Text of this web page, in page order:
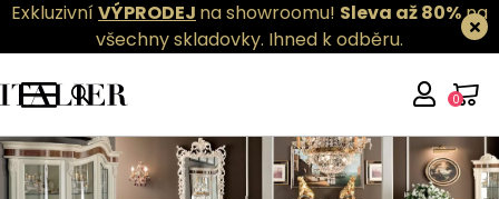
ExkluzivníVÝPRODEJ na showroomu! Sleva až 80%na
všechny skladovky. Ihned k odběru.
0
Modenese Gastone - Bella Vita